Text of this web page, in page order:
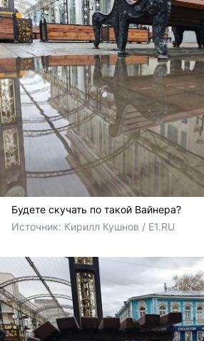
Будете скучать по такой Вайнера?
Источник: Кирилл Кушнов / E1.RU